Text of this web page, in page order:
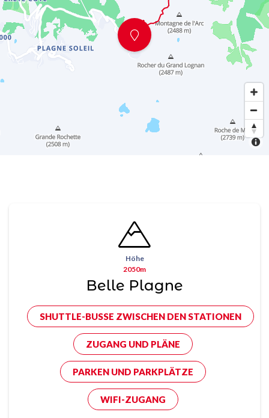
Höhe
2050m
Belle Plagne
SHUTTLE-BUSSE ZWISCHEN DEN STATIONEN
ZUGANG UND PLÄNE
PARKEN UND PARKPLÄTZE
WIFI-ZUGANG